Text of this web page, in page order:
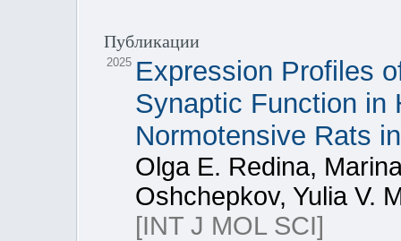
Публикации
2025 Expression Profiles
Synaptic Function in
Normotensive Rats
Olga E. Redina,
Oshchepkov, Yulia V.
[INT J MOL SCI]